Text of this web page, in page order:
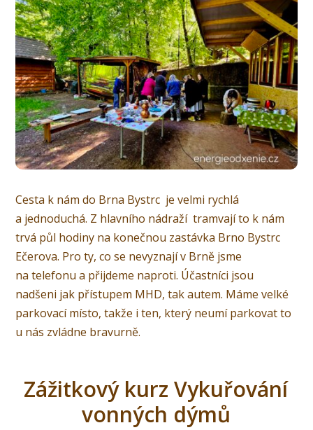
Cesta k nám do Brna Bystrc je velmi rychlá
a jednoduchá. Z hlavního nádraží tramvají to k nám
trvá půl hodiny na konečnou zastávka Brno Bystrc
Ečerova. Pro ty, co se nevyznají v Brně jsme
na telefonu a přijdeme naproti. Účastníci jsou
nadšeni jak přístupem MHD, tak autem. Máme velké
parkovací místo, takže i ten, který neumí parkovat to
u nás zvládne bravurně.
Zážitkový kurz Vykuřování
vonných dýmů